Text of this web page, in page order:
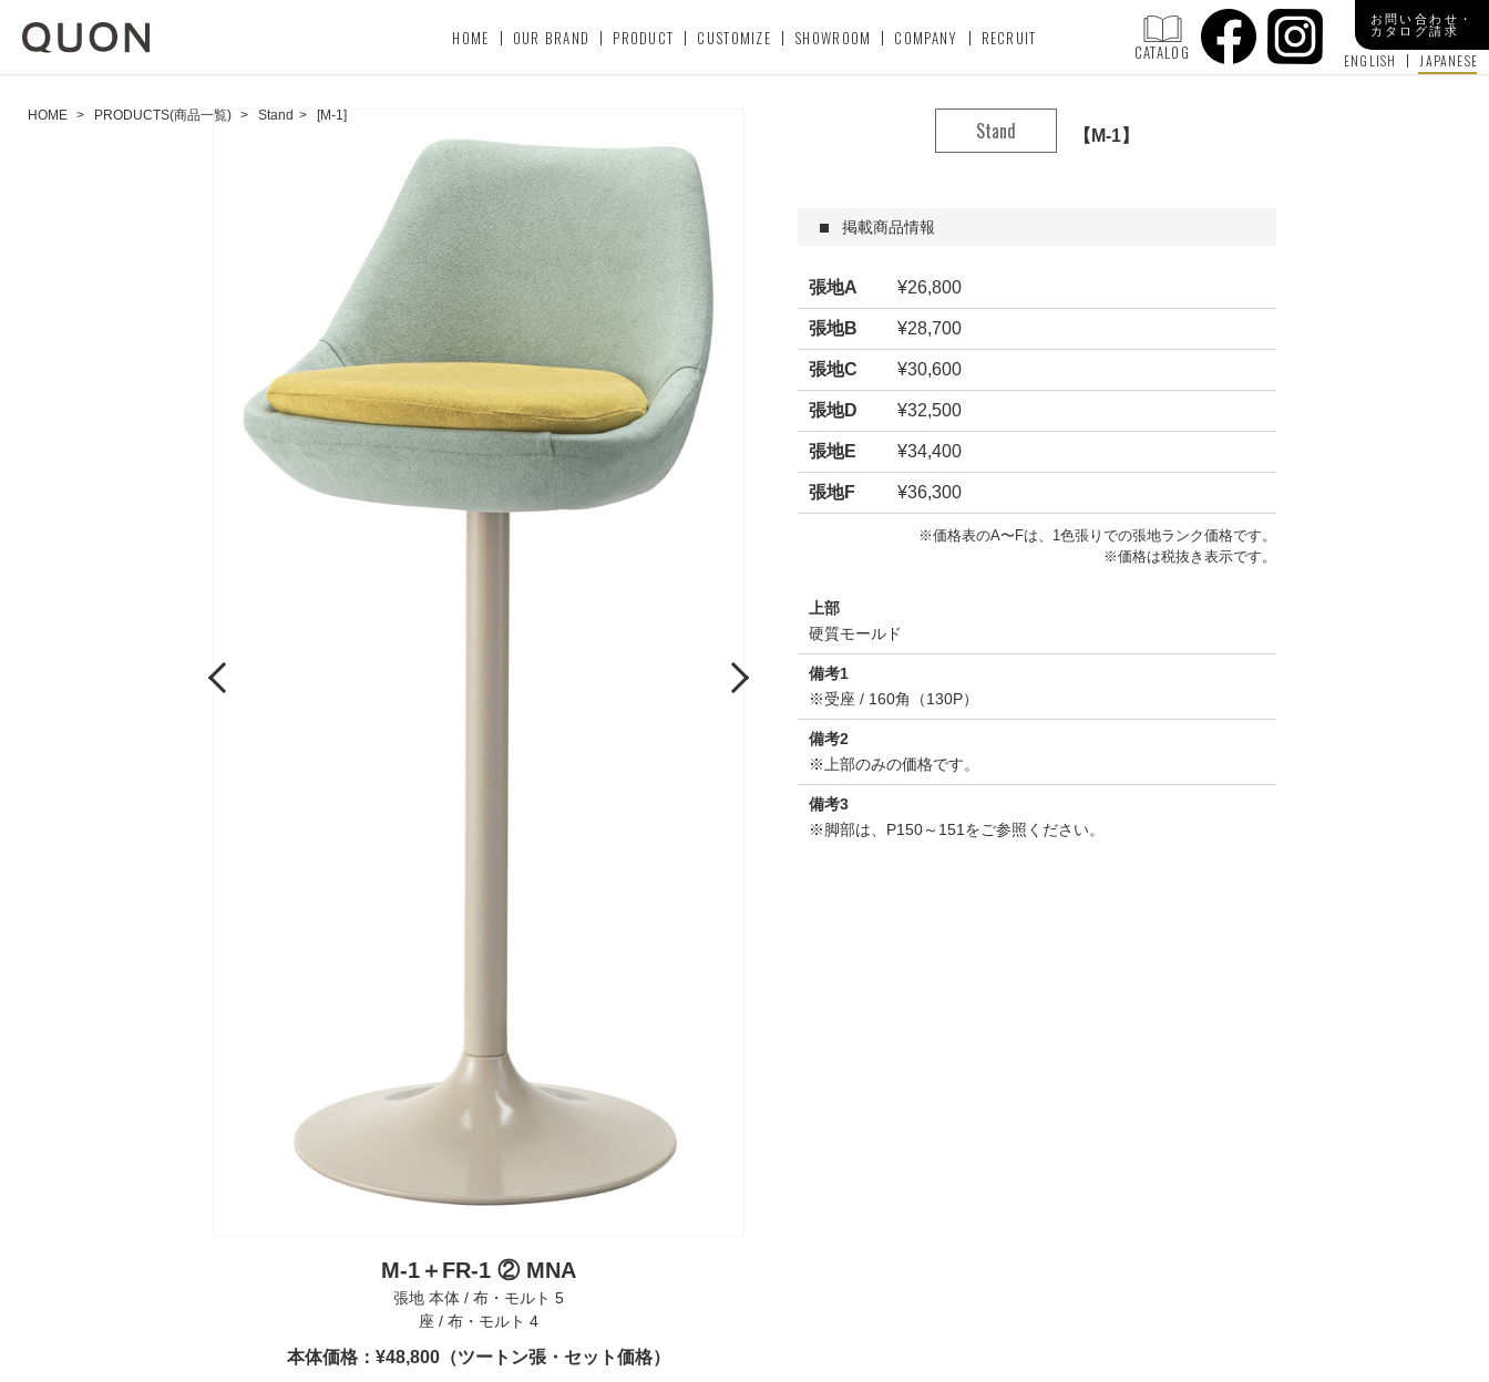
CATALOG
HOME OUR BRAND PRODUCT CUSTOMIZE SHOWROOM COMPANY RECRUIT
ENGLISH JAPANESE
お問い合わせ・
カタログ請求
HOME > PRODUCTS(商品一覧) > Stand > [M-1]
Previous
M-1＋FR-1 ② MNA
張地 本体 / 布・モルト 5
座 / 布・モルト 4
本体価格：¥48,800（ツートン張・セット価格）
Next
Stand M-1
掲載商品情報
張地A ¥26,800
張地B ¥28,700
張地C ¥30,600
張地D ¥32,500
張地E ¥34,400
張地F ¥36,300
※価格表のA〜Fは、1色張りでの張地ランク価格です。
※価格は税抜き表示です。
上部
硬質モールド
備考1
※受座 / 160角（130P）
備考2
※上部のみの価格です。
備考3
※脚部は、P150～151をご参照ください。